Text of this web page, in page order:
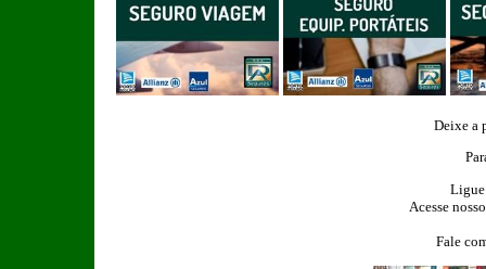
Deixe a
Acesse
Fale